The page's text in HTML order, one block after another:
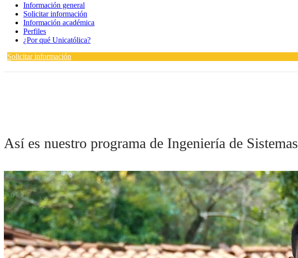
Información general
Solicitar información
Información académica
Perfiles
¿Por qué Unicatólica?
Solicitar información
Así es nuestro programa de Ingeniería de Sistemas